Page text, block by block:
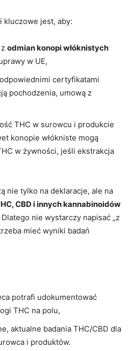
kluczowe jest, aby:
odmian konopi włóknistych
w UE,
certyfikatami
pochodzenia, umową z
THC w surowcu i produkcie
konopie włókniste mogą
w żywności, jeśli ekstrakcja
nie tylko na deklaracje, ale na
CBD i innych kannabinoidów
nie wystarczy napisać „z
mieć wyniki badań
potrafi udokumentować
THC na polu,
aktualne badania THC/CBD dla
i produktów.